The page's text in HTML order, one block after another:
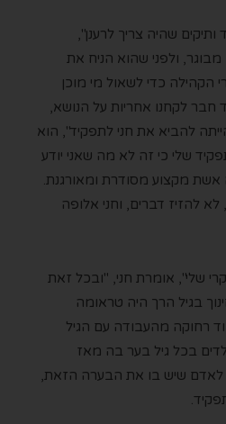
ותיקים שהיה צריך לרענן",
ולפני שהוא הניח את
הקהילה כדי לשאול מי מוכן
חבר לקחנו אחריות על הנושא,
להביא את חני לתפקיד", הוא
שלי כי זה לא מה שאני יודע
אשת מקצוע מסודרת ומאורגנת.
לא להזיז דברים, וחני אלופה
שלי", אומרת חני, "ובכל זאת
בגיל הרך היה טראומה
רחוקה מהעבודה עם הגיל
בכל גיל בער בה מאז
לאדם שיש בו את הבערה הזאת,